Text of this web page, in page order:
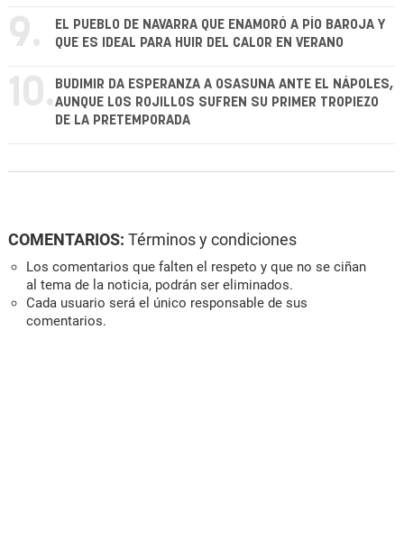
9.
EL PUEBLO DE NAVARRA QUE ENAMORÓ A PÍO BAROJA Y
QUE ES IDEAL PARA HUIR DEL CALOR EN VERANO
10. BUDIMIR DA ESPERANZA A OSASUNA ANTE EL NÁPOLES,
AUNQUE LOS ROJILLOS SUFREN SU PRIMER TROPIEZO
DE LA PRETEMPORADA
COMENTARIOS: Términos y condiciones
Los comentarios que falten el respeto y que no se ciñan
al tema de la noticia, podrán ser eliminados.
Cada usuario será el único responsable de sus
comentarios.